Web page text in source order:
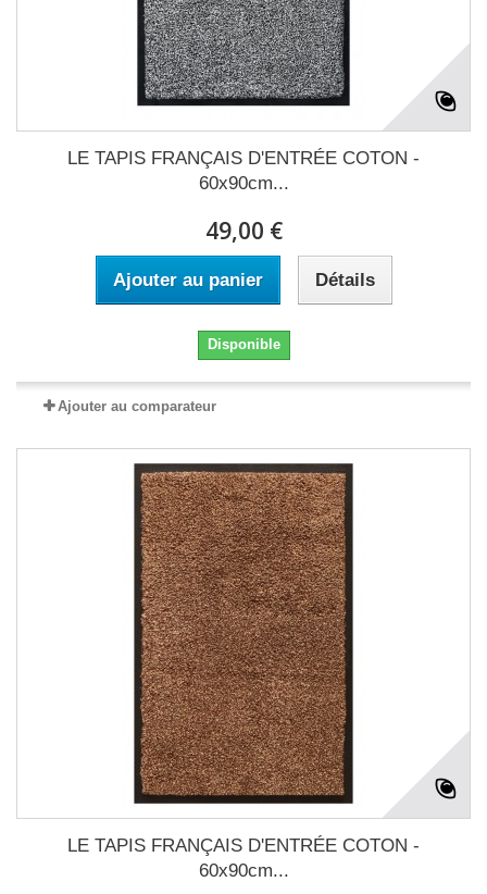
LE TAPIS FRANÇAIS D'ENTRÉE COTON -
60x90cm...
49,00 €
Ajouter au panier Détails
Disponible
Ajouter au comparateur
LE TAPIS FRANÇAIS D'ENTRÉE COTON -
60x90cm...